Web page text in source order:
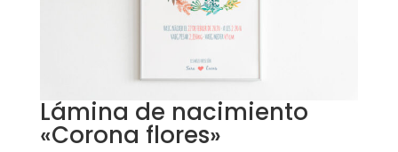
Lámina de nacimiento
«Corona flores»